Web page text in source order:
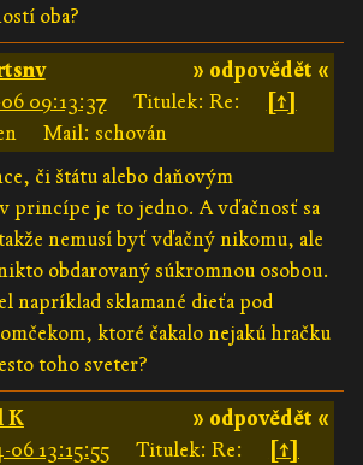
oba?
» odpovědět «
09:13:37 Titulek: Re:
[↑]
Mail: schován
či štátu alebo daňovým
princípe je to jedno. A vďačnosť sa
nemusí byť vďačný nikomu, ale
obdarovaný súkromnou osobou.
napríklad sklamané dieťa pod
ktoré čakalo nejakú hračku
toho sveter?
» odpovědět «
K
06 13:15:55 Titulek: Re:
[↑]